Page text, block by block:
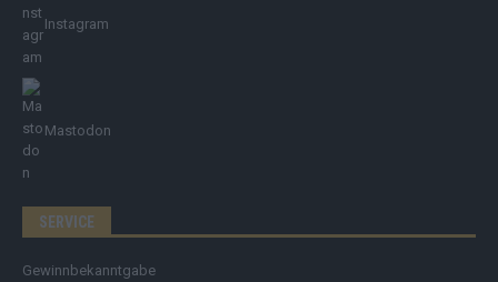
Instagram
Mastodon
SERVICE
Gewinnbekanntgabe